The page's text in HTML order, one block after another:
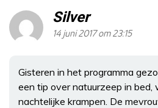
Silver
14 juni 2017 om 23:15
Gisteren in het programma
een tip over natuurzeep in bed,
nachtelijke krampen. De